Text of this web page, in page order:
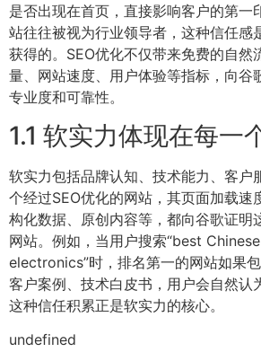
是否出现在首页，直接影响客户的第一
站往往被视为行业领导者，这种信任感
获得的。SEO优化不仅带来免费的自然
量、网站速度、用户体验等指标，向谷
专业度和可靠性。
1.1 软实力体现在每一
软实力包括品牌认知、技术能力、客户
个经过SEO优化的网站，其页面加载速
构化数据、原创内容等，都向谷歌证明
网站。例如，当用户搜索“best
electronics”时，排名第一的网站如果包
客户案例、技术白皮书，用户会自然认
这种信任积累正是软实力的核心。
undefined